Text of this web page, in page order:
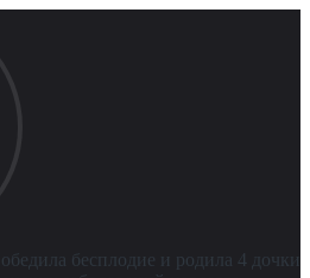
бесплодие и родила 4 дочки